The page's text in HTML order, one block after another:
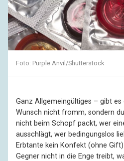
Foto: Purple Anvil/Shutterstock
Ganz Allgemeingültiges – gibt es
Wunsch nicht fromm, sondern
nicht beim Schopf packt, wer
ausschlägt, wer bedingungslos
Erbtante kein Konfekt (ohne
Gegner nicht in die Enge treibt,